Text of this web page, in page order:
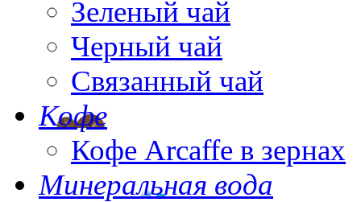
Зеленый чай
Черный чай
Связанный чай
Кофе
Кофе Arcaffe в зернах
Минеральная вода